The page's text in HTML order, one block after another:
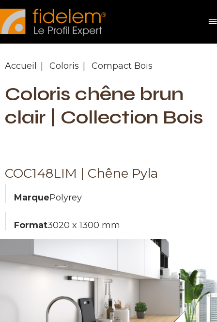
Panneau de gestion des cookies
Accueil Coloris Compact Bois
Coloris chêne brun
clair | Collection Bois
COC148LIM | Chêne Pyla
MarquePolyrey
Format3020 x 1300 mm